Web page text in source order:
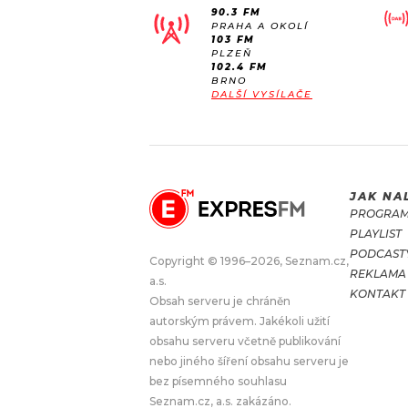
90.3 FM
PRAHA A OKOLÍ
103 FM
PLZEŇ
102.4 FM
BRNO
DALŠÍ VYSÍLAČE
Copyright © 1996–2026, Seznam.cz,
a.s.
Obsah serveru je chráněn
autorským právem. Jakékoli užití
obsahu serveru včetně publikování
nebo jiného šíření obsahu serveru je
bez písemného souhlasu
Seznam.cz, a.s. zakázáno.
JAK
PLAYLIST
REKLAMA
KONTAKT